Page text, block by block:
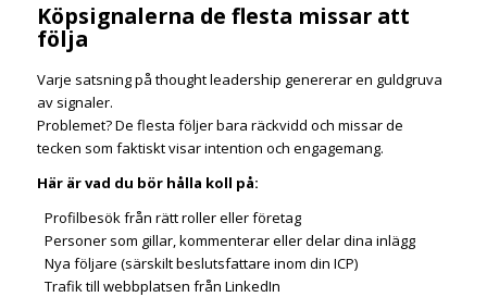
Köp­s­ignalerna de flesta missar att
följa
Varje satsning på thought leadership genererar en guldgruva
av signaler.
Problemet? De flesta följer bara räckvidd och missar de
tecken som faktiskt visar intention och engagemang.
Här är vad du bör hålla koll på:
Profilbesök från rätt roller eller företag
Personer som gillar, kommenterar eller delar dina inlägg
Nya följare (särskilt beslutsfattare inom din ICP)
Trafik till webbplatsen från LinkedIn